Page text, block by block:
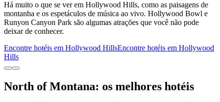
Há muito o que se ver em Hollywood Hills, como as paisagens de
montanha e os espetáculos de música ao vivo. Hollywood Bowl e
Runyon Canyon Park são algumas atrações que você não pode
deixar de conhecer.
Encontre hotéis em Hollywood HillsEncontre hotéis em Hollywood
Hills
North of Montana: os melhores hotéis